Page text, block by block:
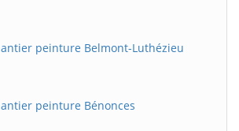
peinture Belmont-Luthézieu
peinture Bénonces